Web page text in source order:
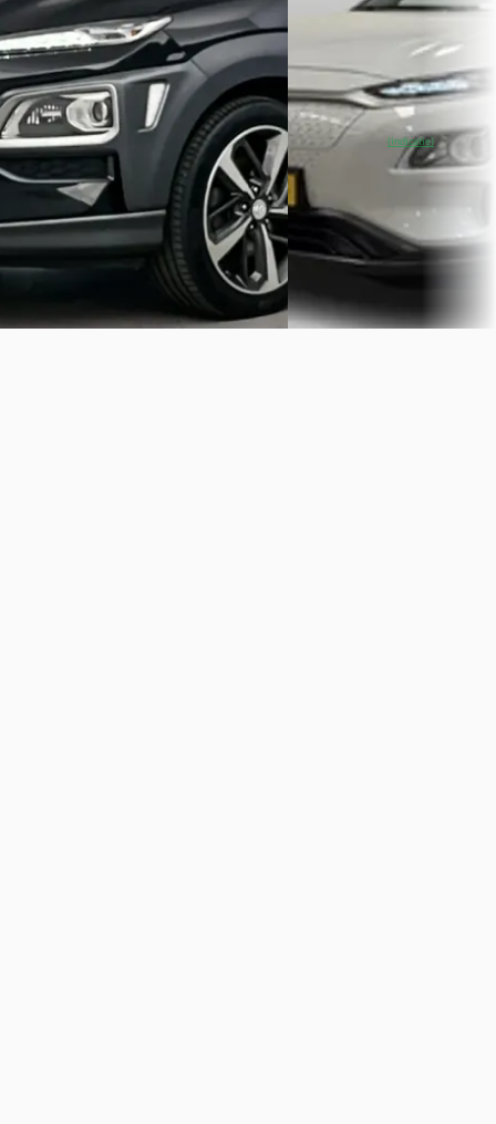
2018 · 85.318 km · Benzine ·
Automaat
Bergmans Auto's
Bekijk aanbieding →
Vergelijk
2020 · 68.456 km ·
Wittebrug Hyundai
Haag 4,2(254)
~85% SoH(indicatie)Bekijk
aanbieding →
Vergelijk